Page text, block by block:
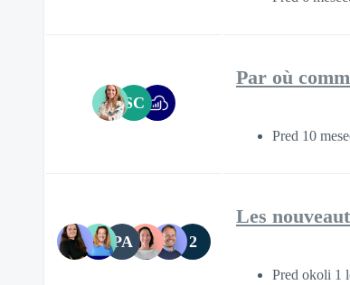
SC
Par où
Pred 10
PA 2
Les
Pred okoli 1